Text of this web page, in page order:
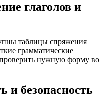
глаголов и
таблицы спряжения
грамматические
нужную форму во
и безопасность